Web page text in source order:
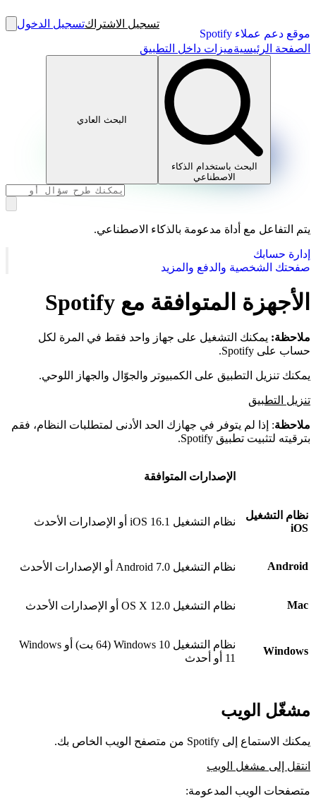
موقع دعم عملاء Spotify
تسجيل الاشتراكتسجيل الدخول
الصفحة الرئيسيةميزات داخل التطبيق
البحث باستخدام الذكاء
الاصطناعي
البحث العادي
يتم التفاعل مع أداة مدعومة بالذكاء الاصطناعي.
إدارة حسابك
صفحتك الشخصية والدفع والمزيد
الأجهزة المتوافقة مع Spotify
ملاحظة: يمكنك التشغيل على جهاز واحد فقط في المرة لكل
حساب على Spotify.
يمكنك تنزيل التطبيق على الكمبيوتر والجوّال والجهاز اللوحي.
تنزيل التطبيق
ملاحظة: إذا لم يتوفر في جهازك الحد الأدنى لمتطلبات النظام، فقم
بترقيته لتثبيت تطبيق Spotify.
الإصدارات المتوافقة
نظام التشغيل
iOS
نظام التشغيل iOS 16.1 أو الإصدارات الأحدث
Android نظام التشغيل Android 7.0 أو الإصدارات الأحدث
Mac نظام التشغيل OS X 12.0 أو الإصدارات الأحدث
Windows
نظام التشغيل Windows 10 (64 بت) أو Windows
11 أو أحدث
مشغّل الويب
يمكنك الاستماع إلى Spotify من متصفح الويب الخاص بك.
انتقل إلى مشغل الويب
متصفحات الويب المدعومة: